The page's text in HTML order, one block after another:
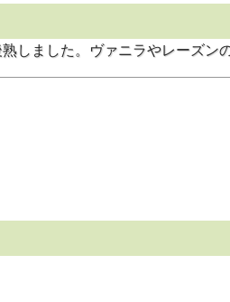
しました。ヴァニラやレーズン